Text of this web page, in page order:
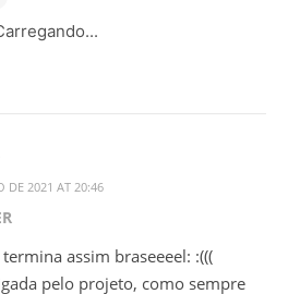
DE 2021 AT 20:46
assim braseeeel: :(((
pelo projeto, como sempre